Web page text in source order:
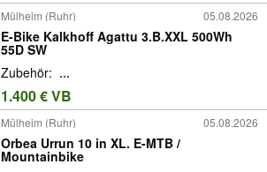
Mülheim (Ruhr) 05.08.2026
E-Bike Kalkhoff Agattu 3.B.XXL 500Wh
55D SW
Zubehör: ...
1.400 € VB
Mülheim (Ruhr) 05.08.2026
Orbea Urrun 10 in XL. E-MTB /
Mountainbike